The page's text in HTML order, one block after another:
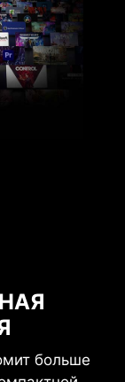
больше